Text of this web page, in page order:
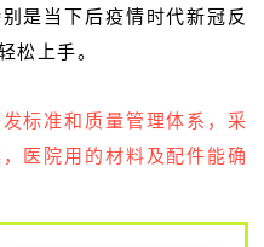
是当下后疫情时代新冠反
松上手。
标准和质量管理体系，采
医院用的材料及配件能确